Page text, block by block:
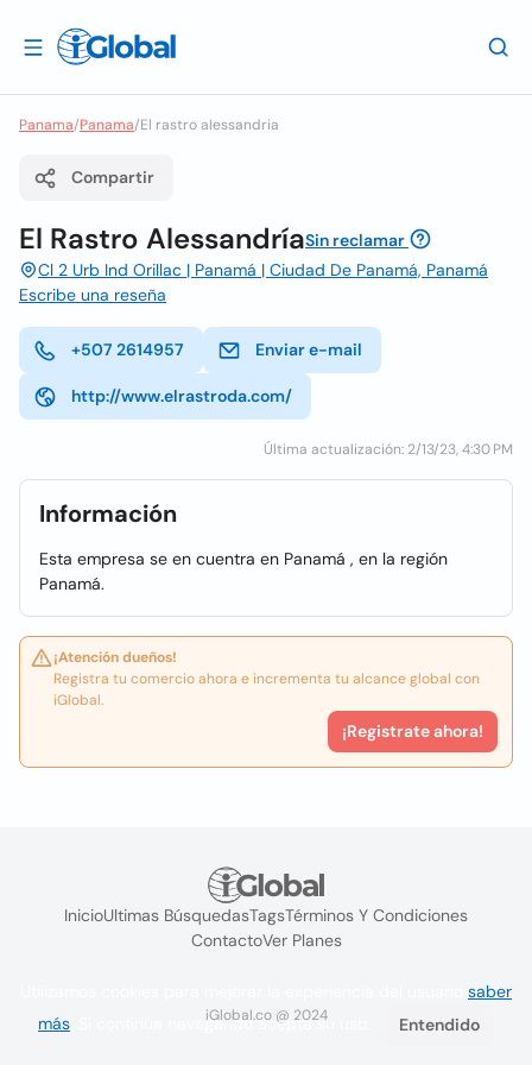
Panama/Panama/El rastro alessandria
Compartir
El Rastro AlessandríaSin reclamar
Cl 2 Urb Ind Orillac | Panamá | Ciudad De Panamá, Panamá
Escribe una reseña
+507 2614957 Enviar e-mail
http://www.elrastroda.com/
Última actualización: 2/13/23, 4:30 PM
Información
Esta empresa se en cuentra en Panamá , en la región
Panamá.
¡Atención dueños!
Registra tu comercio ahora e incrementa tu alcance global con
iGlobal.
¡Registrate ahora!
InicioUltimas BúsquedasTagsTérminos Y Condiciones
ContactoVer Planes
iGlobal.co @ 2024
saber
más . Si continúa navegando acepta su uso. Entendido